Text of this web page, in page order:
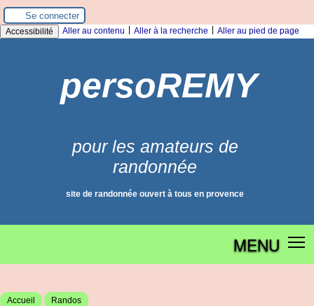
Panneau de gestion des cookies
Se connecter
Accessibilité Aller au contenu Aller à la recherche Aller au pied de page
persoREMY
pour les amateurs de
randonnée
site de randonnée ouvert à tous en provence
MENU
Accueil Randos